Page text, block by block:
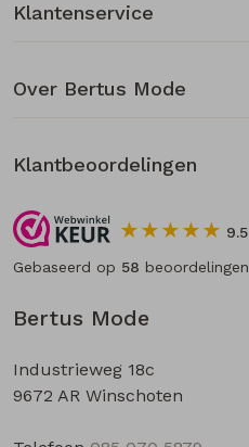
Bertus Mode
Industrieweg 18c
9672 AR Winschoten
Klantenservice
Over Bertus Mode
Klantbeoordelingen
9.5
Gebaseerd op 58 beoordelingen